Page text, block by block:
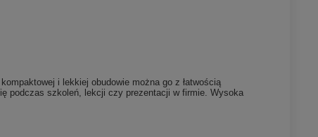
i lekkiej obudowie można go z łatwością
podczas szkoleń, lekcji czy prezentacji w firmie. Wysoka